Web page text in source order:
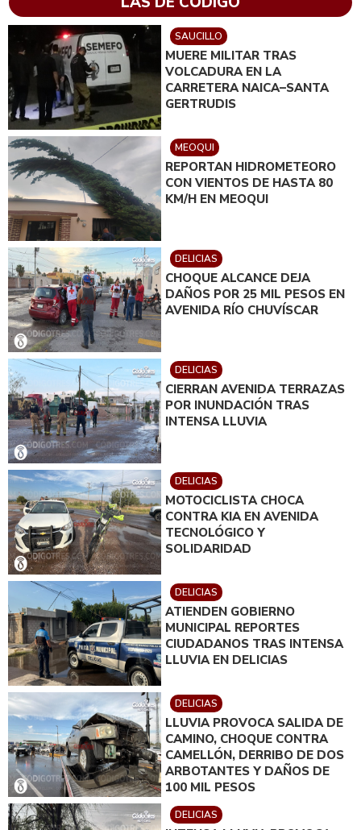
SAUCILLO
MUERE MILITAR TRAS
VOLCADURA EN LA
CARRETERA NAICA–SANTA
GERTRUDIS
MEOQUI
REPORTAN HIDROMETEORO
CON VIENTOS DE HASTA 80
KM/H EN MEOQUI
DELICIAS
CHOQUE ALCANCE DEJA
DAÑOS POR 25 MIL PESOS EN
AVENIDA RÍO CHUVÍSCAR
DELICIAS
CIERRAN AVENIDA TERRAZAS
POR INUNDACIÓN TRAS
INTENSA LLUVIA
DELICIAS
MOTOCICLISTA CHOCA
CONTRA KIA EN AVENIDA
TECNOLÓGICO Y
SOLIDARIDAD
DELICIAS
ATIENDEN GOBIERNO
MUNICIPAL REPORTES
CIUDADANOS TRAS INTENSA
LLUVIA EN DELICIAS
DELICIAS
LLUVIA PROVOCA SALIDA DE
CAMINO, CHOQUE CONTRA
CAMELLÓN, DERRIBO DE DOS
ARBOTANTES Y DAÑOS DE
100 MIL PESOS
DELICIAS